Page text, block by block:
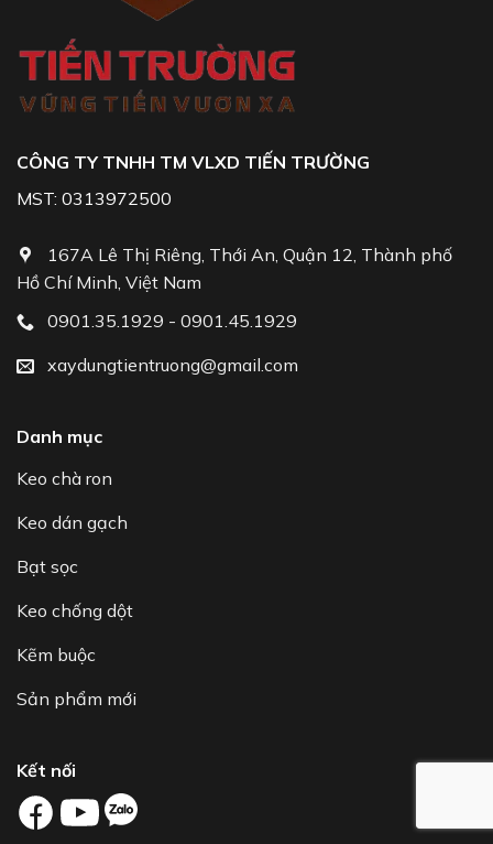
CÔNG TY TNHH TM VLXD TIẾN TRƯỜNG
MST: 0313972500
167A Lê Thị Riêng, Thới An, Quận 12, Thành phố
Hồ Chí Minh, Việt Nam
0901.35.1929 - 0901.45.1929
xaydungtientruong@gmail.com
Danh mục
Keo chà ron
Keo dán gạch
Bạt sọc
Keo chống dột
Kẽm buộc
Sản phẩm mới
Kết nối